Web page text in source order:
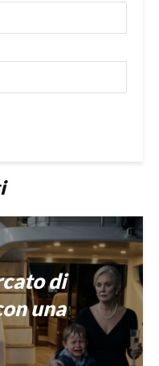
di
una